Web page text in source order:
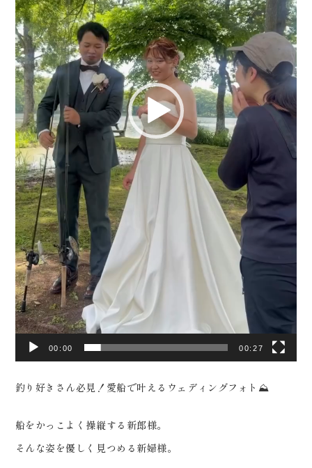
〒963-8041
福島県郡山市富田町権現林9−１
Tel.0120-05-7536
Time.10:30 - 18:00（年中無休）
を自由に表現できる時間📸 おふた
りの「好き」をたくさん詰め込ん
だ、 世界にひとつだけのウェディ
ングフォトが完成しました🤍
_____________________
Life is fantastic. 最高の人生
を、ともに。 ウェディングフォト
スタジオ「ReiMei+」 場所:福島
県郡山市富田町権現林9-1 問い合
わせ番号:0120-05-7536
LINE:@757gbgmv ご予約・ご
見学、ご相談（オンライン可） 受
付中です！
………………………………………
………… #ウェディングフォト #
釣り #dressy花嫁 #プラコレ #
福島前撮り
00:00 00:27
釣り好きさん必見！愛船で叶えるウェディングフォト⛰️
船をかっこよく操縦する新郎様。
そんな姿を優しく見つめる新婦様。